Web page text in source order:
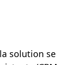
solution se